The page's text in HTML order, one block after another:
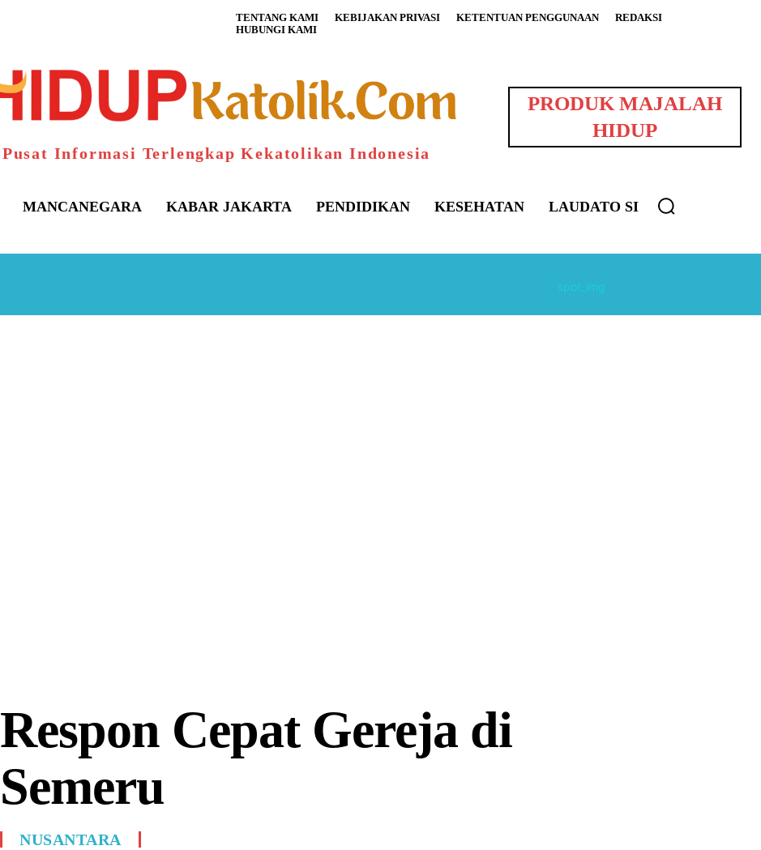
TENTANG KAMI KEBIJAKAN PRIVASI KETENTUAN PENGGUNAAN
REDAKSI
HUBUNGI KAMI
Pusat Informasi Terlengkap Kekatolikan Indonesia
PRODUK MAJALAH
HIDUP
MANCANEGARA KABAR JAKARTA PENDIDIKAN KESEHATAN LAUDATO SI
Respon Cepat Gereja di
Semeru
NUSANTARA